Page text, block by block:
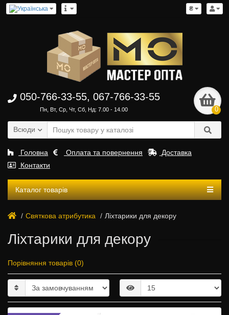
₴
050-766-33-55, 067-766-33-55
Пн, Вт, Ср, Чт, Сб, Нд: 7.00 - 14.00 0
Всюди
Головна Оплата та повернення
Доставка
Контакти
Каталог товарів
Святкова атрибутика Ліхтарики для декору
Ліхтарики для декору
Порівняння товарів (0)